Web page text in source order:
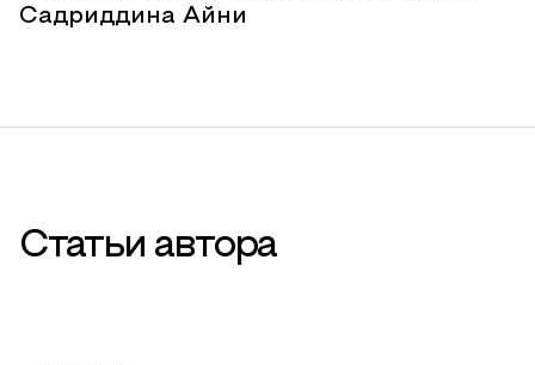
Садриддина Айни
Статьи автора